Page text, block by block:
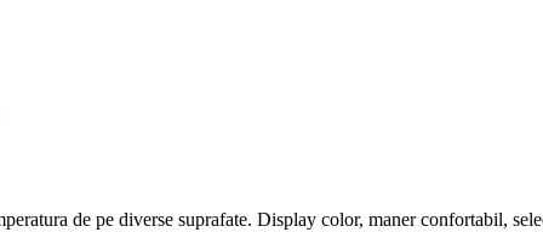
de pe diverse suprafate. Display color, maner confortabil,